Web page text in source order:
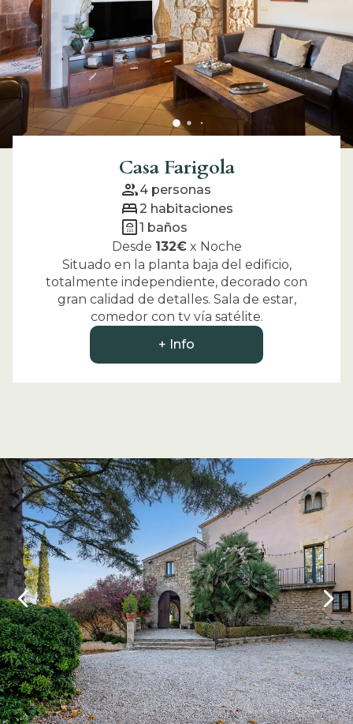
Casa Farigola
group4 personas
bed2 habitaciones
bathroom 1 baños
Desde 132€ x Noche
Situado en la planta baja del edificio,
totalmente independiente, decorado con
gran calidad de detalles. Sala de estar,
comedor con tv vía satélite.
+ Info